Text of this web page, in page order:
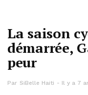
La saison
démarrée,
peur
Par SiBelle Haiti Il y a 7